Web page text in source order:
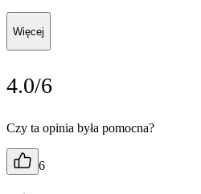
Więcej
4.0/6
Czy ta opinia była pomocna?
6